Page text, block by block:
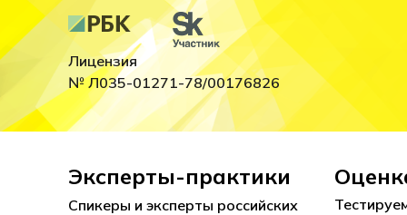
Лицензия
№ Л035-01271-78/00176826
Эксперты-практики
Спикеры и эксперты российских